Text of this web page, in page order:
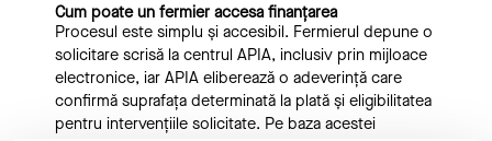
Cum poate un fermier accesa finanțarea
Procesul este simplu și accesibil. Fermierul depune o
solicitare scrisă la centrul APIA, inclusiv prin mijloace
electronice, iar APIA eliberează o adeverință care
confirmă suprafața determinată la plată și eligibilitatea
pentru intervențiile solicitate. Pe baza acestei